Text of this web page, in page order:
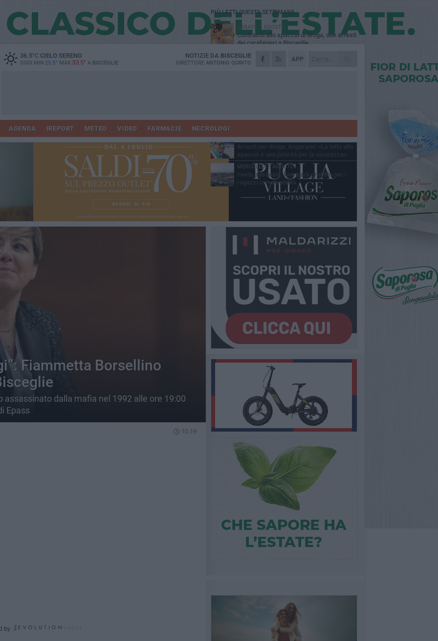
36.5°CCIELO SERENO
OGGI MIN 25.5° MAX 33.5° A BISCEGLIE
APP
NOTIZIE DA BISCEGLIE
DIRETTORE ANTONIO QUINTO
AGENDA IREPORT METEO VIDEO FARMACIE NECROLOGI
Fiammetta Borsellino
assassinato dalla mafia nel 1992 alle ore 19:00
Epass
10.19
by
PIÙ LETTI QUESTA SETTIMANA
SABATO 1 AGOSTO
Contrasto allo spaccio di droga, due arresti
dei carabinieri a Bisceglie
MARTEDÌ 4 AGOSTO
Emergenza caldo, il Comune di Bisceglie
Due auto incendiate nella notte in via Dieta
SABATO 1 AGOSTO
MERCOLEDÌ 5 AGOSTO
Festa patronale, luna park gratuito per i
ragazzi con disabilità